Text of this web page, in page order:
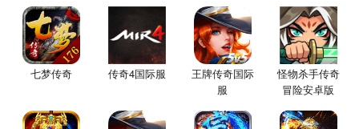
七梦传奇 传奇4国际服
王牌传奇国际
服
怪物杀手传奇
冒险安卓版